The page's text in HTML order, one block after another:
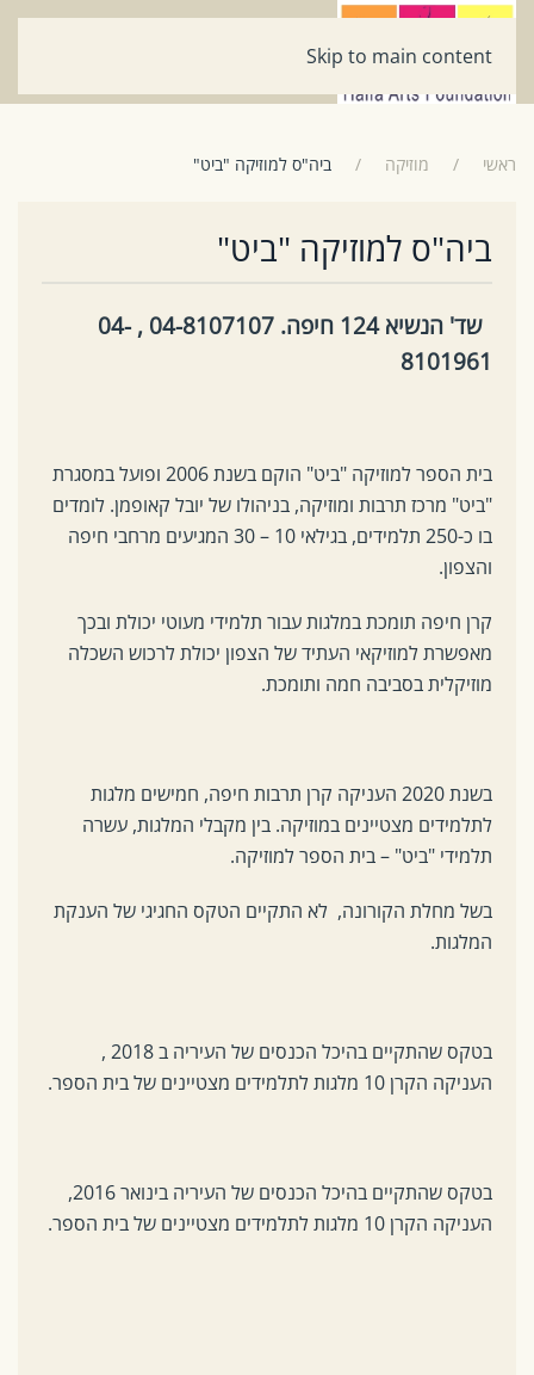
Skip to main content
ראשי מוזיקה ביה"ס למוזיקה "ביט"
ביה"ס למוזיקה "ביט"
שד' הנשיא 124 חיפה. 04-8107107 , 04-
8101961
בית הספר למוזיקה "ביט" הוקם בשנת 2006 ופועל במסגרת
"ביט" מרכז תרבות ומוזיקה, בניהולו של יובל קאופמן. לומדים
בו כ-250 תלמידים, בגילאי 10 – 30 המגיעים מרחבי חיפה
והצפון.
קרן חיפה תומכת במלגות עבור תלמידי מעוטי יכולת ובכך
מאפשרת למוזיקאי העתיד של הצפון יכולת לרכוש השכלה
מוזיקלית בסביבה חמה ותומכת.
בשנת 2020 העניקה קרן תרבות חיפה, חמישים מלגות
לתלמידים מצטיינים במוזיקה. בין מקבלי המלגות, עשרה
תלמידי "ביט" – בית הספר למוזיקה.
בשל מחלת הקורונה, לא התקיים הטקס החגיגי של הענקת
המלגות.
בטקס שהתקיים בהיכל הכנסים של העיריה ב 2018 ,
העניקה הקרן 10 מלגות לתלמידים מצטיינים של בית הספר.
בטקס שהתקיים בהיכל הכנסים של העיריה בינואר 2016,
העניקה הקרן 10 מלגות לתלמידים מצטיינים של בית הספר.